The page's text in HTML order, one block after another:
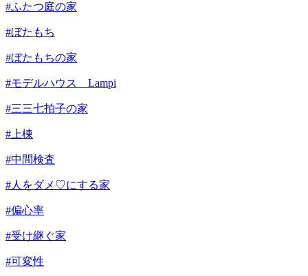
#ふたつ庭の家
#ぼたもち
#ぼたもちの家
#モデルハウス Lampi
#三三七拍子の家
#上棟
#中間検査
#人をダメ♡にする家
#偏心率
#受け継ぐ家
#可変性